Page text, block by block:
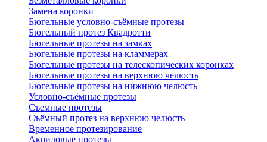
Замена коронки
Бюгельные условно-съёмные протезы
Бюгельный протез Квадротти
Бюгельные протезы на замках
Бюгельные протезы на кламмерах
Бюгельные протезы на телескопических коронках
Бюгельные протезы на верхнюю челюсть
Бюгельные протезы на нижнюю челюсть
Условно-съёмные протезы
Съемные протезы
Съёмный протез на верхнюю челюсть
Временное протезирование
Акриловые протезы